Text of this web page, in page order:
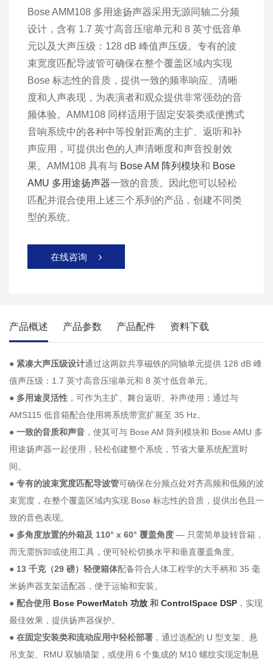
Bose AMM108 多用途扬声器采用无源同轴二分频
设计，含有 1.7 英寸高音压缩单元和 8 英寸低音单
元以及大声压级：128 dB 峰值声压级。专有的波
束宽度匹配导波管可确保在整个覆盖区域内实现
Bose 标志性的音质，提供一致的频率响应、清晰
度和人声表现，为表演者和观众提供非常强劲的音
频体验。AMM108 同样适用于固定安装类或便携式
音响系统中的各种中等投射距离的主扩、返听和补
声应用，可提供出色的人声清晰度和声音投射效
果。AMM108 具有与 Bose AM 阵列模块和 Bose
AMU 多用途扬声器一致的音质。因此您可以轻松
匹配并混合使用上述三个系列的产品，创建不同类
型的系统。
在线咨询 
产品概述 产品参数 产品配件 资料下载
● 紧凑大声压级设计通过这两款共享磁铁的同轴单元提供 128 dB 峰
值声压级：1.7 英寸高音压缩单元和 8 英寸低音单元。
● 多用途灵活性 ，可作为主扩、舞台返听、补声使用；通过与
AMS115 低音箱配合使用将系统带宽扩展至 35 Hz。
● 一致的音质和声音 ，使其可与 Bose AM 阵列模块和 Bose AMU 多
用途扬声器一起使用，轻松创建整个系统，节省大量系统配置时
间。
● 专有的波束宽度匹配导波管可确保在分频点处对齐高频和低频的波
束宽度，在整个覆盖区域内实现 Bose 标志性的音质，提供出色且一
致的音色表现。
● 多角度放置的外箱及 110° x 60° 覆盖角度 — 只需简单旋转音箱，
而无需拆卸或使用工具，便可轻松切换水平和垂直覆盖角度。
● 13 千克（29 磅）轻便箱体配备符合人体工程学的大手柄和 35 毫
米扬声器支架适配器，便于运输和安装。
● 配合使用 Bose PowerMatch 功放 和 ControlSpace DSP ，实现
最佳效果，提供扬声器保护。
● 在固定安装类和流动应用中轻松部署 ，通过选配的 U 型支架、悬
吊支架、RMU 双轴墙架，或使用 6 个集成的 M10 螺纹实现定制悬